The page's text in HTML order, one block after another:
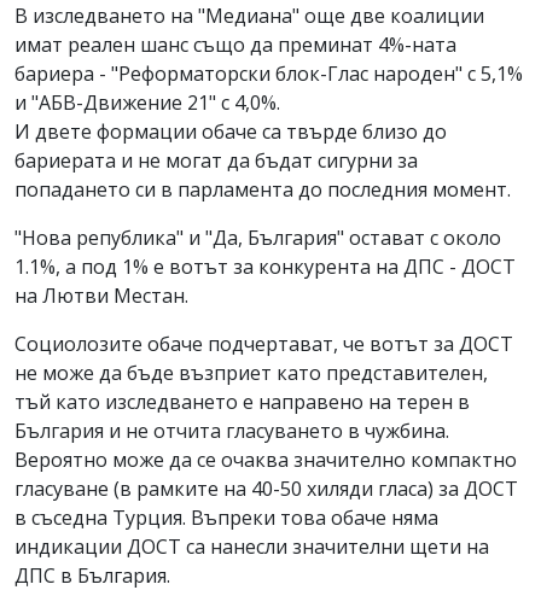
В изследването на "Медиана" още две коалиции
имат реален шанс също да преминат 4%-ната
бариера - "Реформаторски блок-Глас народен" с 5,1%
и "АБВ-Движение 21" с 4,0%.
И двете формации обаче са твърде близо до
бариерата и не могат да бъдат сигурни за
попадането си в парламента до последния момент.
"Нова република" и "Да, България" остават с около
1.1%, а под 1% е вотът за конкурента на ДПС - ДОСТ
на Лютви Местан.
Социолозите обаче подчертават, че вотът за ДОСТ
не може да бъде възприет като представителен,
тъй като изследването е направено на терен в
България и не отчита гласуването в чужбина.
Вероятно може да се очаква значително компактно
гласуване (в рамките на 40-50 хиляди гласа) за ДОСТ
в съседна Турция. Въпреки това обаче няма
индикации ДОСТ са нанесли значителни щети на
ДПС в България.